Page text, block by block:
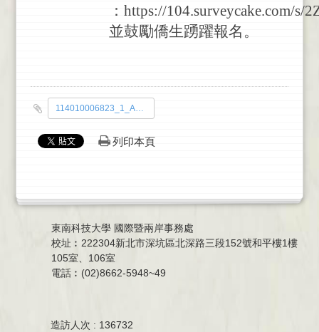
：https://104.surveycake.com/s/
並鼓勵僑生踴躍報名 。
114010006823_1_A49000000B_1140502307_doc2_Attach1.pdf
列印本頁
東南科技大學 國際暨兩岸事務處
校址︰222304新北市深坑區北深路三段152號和平樓1樓
105室、106室
電話︰(02)8662-5948~49
造訪人次 : 136732